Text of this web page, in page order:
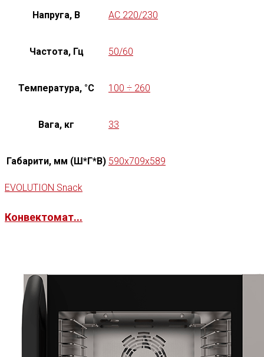
Напруга, В AC 220/230
Частота, Гц 50/60
Температура, °C 100 ÷ 260
Вага, кг 33
Габарити, мм (Ш*Г*В) 590x709x589
EVOLUTION Snack
Конвектомат...